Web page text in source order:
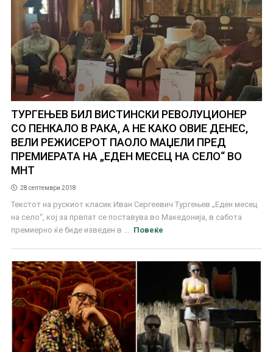
ТУРГЕЊЕВ БИЛ ВИСТИНСКИ РЕВОЛУЦИОНЕР
СО ПЕНКАЛО В РАКА, А НЕ КАКО ОВИЕ ДЕНЕС,
ВЕЛИ РЕЖИСЕРОТ ПАОЛО МАЏЕЛИ ПРЕД
ПРЕМИЕРАТА НА „ЕДЕН МЕСЕЦ НА СЕЛО“ ВО
МНТ
28 септември 2018
Текстот на рускиот класик Иван Сергеевич Тургењев „Еден месец
на село“, кој за првпат се поставува во Македонија, в сабота
премиерно ќе биде изведен в ...
Повеќе